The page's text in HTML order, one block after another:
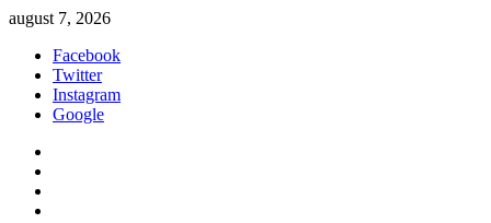
Sari
conținut
august 7, 2026
Facebook
Twitter
Instagram
Google